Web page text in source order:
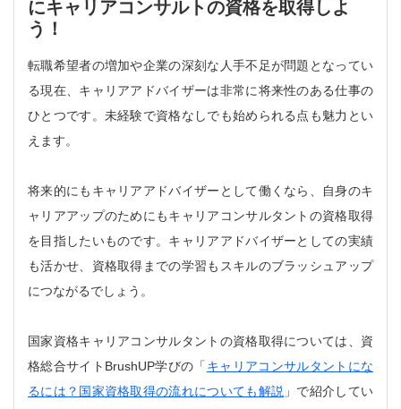
にキャリアコンサルトの資格を取得しよ
う！
転職希望者の増加や企業の深刻な人手不足が問題となってい
る現在、キャリアアドバイザーは非常に将来性のある仕事の
ひとつです。未経験で資格なしでも始められる点も魅力とい
えます。
将来的にもキャリアアドバイザーとして働くなら、自身のキ
ャリアアップのためにもキャリアコンサルタントの資格取得
を目指したいものです。キャリアアドバイザーとしての実績
も活かせ、資格取得までの学習もスキルのブラッシュアップ
につながるでしょう。
国家資格キャリアコンサルタントの資格取得については、資
格総合サイトBrushUP学びの「 キャリアコンサルタントにな
るには？国家資格取得の流れについても解説 」で紹介してい